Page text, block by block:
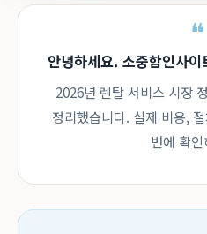
안녕하세요. 소중함인사
2026년 렌탈 서비스 시장
정리했습니다. 실제 비용,
번에 확